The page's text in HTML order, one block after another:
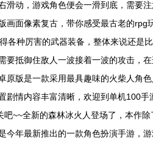
滑动，游戏角色便会一滑到底，需要
面像素复古，带你感受最古老的rpg
各种厉害的武器装备，整体来说还是
要抵御住敌人一波接着一波的攻击，
版是一款采用最具趣味的火柴人角色
剧情内容丰富清晰，欢迎到单机100
吧~~全新的森林冰火人登场了，本作除
年最新推出的一款角色扮演手游，游